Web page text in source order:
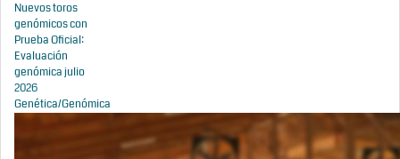
Nuevos toros
genómicos con
Prueba Oficial:
Evaluación
genómica julio
2026
Genética/Genómica